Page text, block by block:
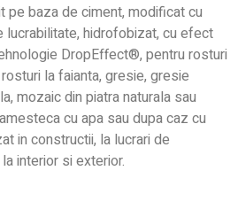
pe baza de ciment, modificat cu
lucrabilitate, hidrofobizat, cu efect
DropEffect®, pentru rosturi
la faianta, gresie, gresie
mozaic din piatra naturala sau
cu apa sau dupa caz cu
in constructii, la lucrari de
interior si exterior.